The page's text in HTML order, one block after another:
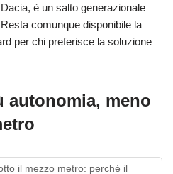
è un salto generazionale
comunque disponibile la
per chi preferisce la soluzione
autonomia, meno
il mezzo metro: perché il